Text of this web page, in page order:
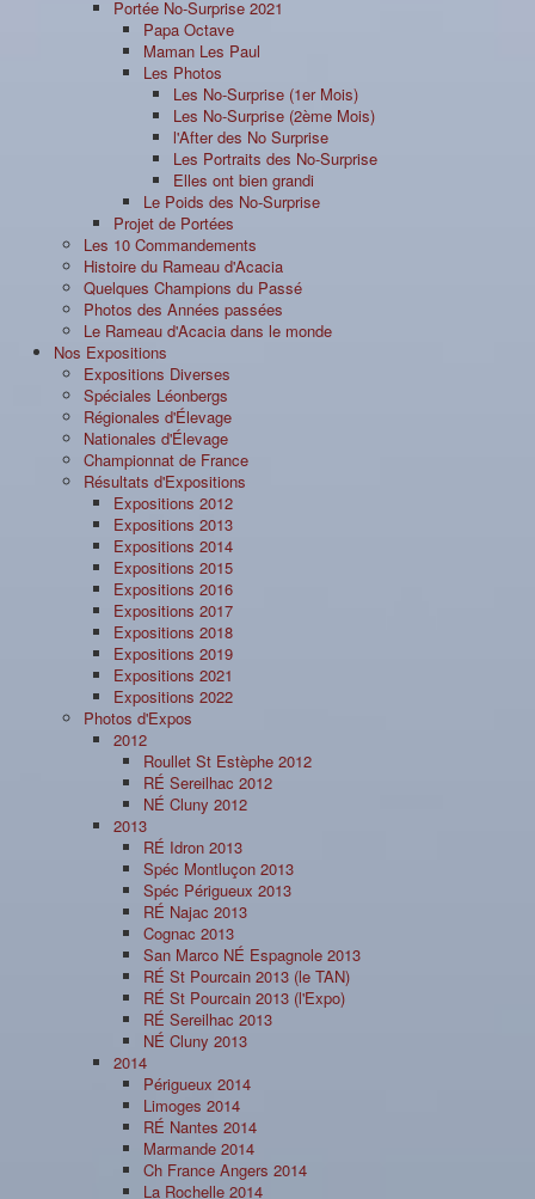
Portée No-Surprise 2021
Papa Octave
Maman Les Paul
Les Photos
Les No-Surprise (1er Mois)
Les No-Surprise (2ème Mois)
l'After des No Surprise
Les Portraits des No-Surprise
Elles ont bien grandi
Le Poids des No-Surprise
Projet de Portées
Les 10 Commandements
Histoire du Rameau d'Acacia
Quelques Champions du Passé
Photos des Années passées
Le Rameau d'Acacia dans le monde
Nos Expositions
Expositions Diverses
Spéciales Léonbergs
Régionales d'Élevage
Nationales d'Élevage
Championnat de France
Résultats d'Expositions
Expositions 2012
Expositions 2013
Expositions 2014
Expositions 2015
Expositions 2016
Expositions 2017
Expositions 2018
Expositions 2019
Expositions 2021
Expositions 2022
Photos d'Expos
2012
Roullet St Estèphe 2012
RÉ Sereilhac 2012
NÉ Cluny 2012
2013
RÉ Idron 2013
Spéc Montluçon 2013
Spéc Périgueux 2013
RÉ Najac 2013
Cognac 2013
San Marco NÉ Espagnole 2013
RÉ St Pourcain 2013 (le TAN)
RÉ St Pourcain 2013 (l'Expo)
RÉ Sereilhac 2013
NÉ Cluny 2013
2014
Périgueux 2014
Limoges 2014
RÉ Nantes 2014
Marmande 2014
Ch France Angers 2014
La Rochelle 2014